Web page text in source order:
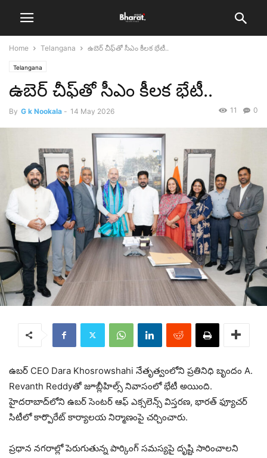
Home Telangana ఉబెర్ చీఫ్‌తో సీఎం కీలక భేటీ..
Telangana
ఉబెర్ చీఫ్‌తో సీఎం కీలక భేటీ..
By G k Nookala - 14 May 2026 0
11
ఉబర్ CEO Dara Khosrowshahi నేతృత్వంలోని ప్రతినిధి బృందం A.
Revanth Reddyతో జూబ్లీహిల్స్ నివాసంలో భేటీ అయింది.
హైదరాబాద్‌లోని ఉబర్ సెంటర్ ఆఫ్ ఎక్సలెన్స్ విస్తరణ, భారత్ ఫ్యూచర్
సిటీలో కార్పొరేట్ కార్యాలయ నిర్మాణంపై చర్చించారు.
ప్రధాన నగరాల్లో పెరుగుతున్న పార్కింగ్ సమస్యపై దృష్టి సారించాలని